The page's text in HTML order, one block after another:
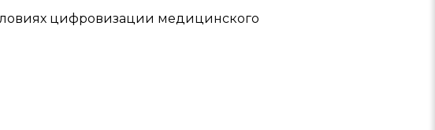
цифровизации медицинского